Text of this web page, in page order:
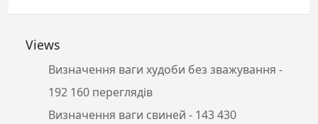
Views
Визначення ваги худоби без зважування -
192 160 переглядів
Визначення ваги свиней - 143 430